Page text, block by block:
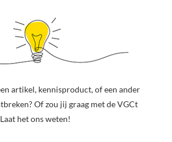
artikel, kennisproduct, of een ander
Of zou jij graag met de VGCt
het ons weten!